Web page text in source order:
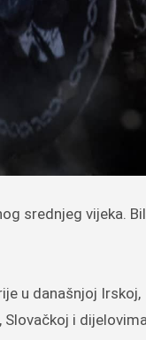
u današnjoj Irskoj,
Slovačkoj i